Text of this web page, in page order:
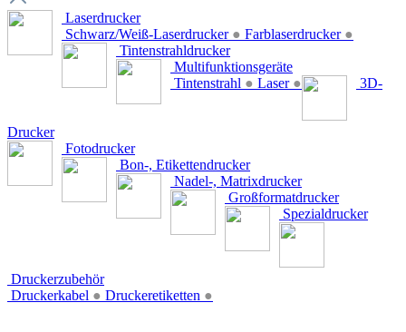
Laserdrucker
Schwarz/Weiß-Laserdrucker ● Farblaserdrucker ●
Tintenstrahldrucker
Multifunktionsgeräte
Tintenstrahl ● Laser ● 3D-
Drucker
Fotodrucker
Bon-, Etikettendrucker
Nadel-, Matrixdrucker
Großformatdrucker
Spezialdrucker
Druckerzubehör
Druckerkabel ● Druckeretiketten ●